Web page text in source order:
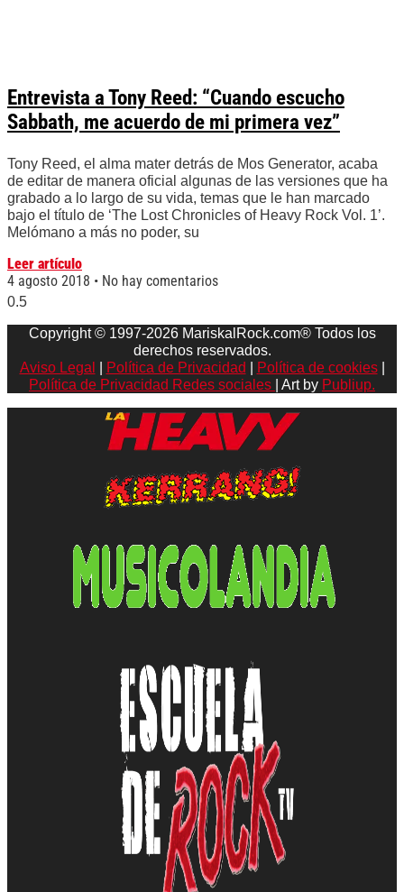
Entrevista a Tony Reed: “Cuando escucho
Sabbath, me acuerdo de mi primera vez”
Tony Reed, el alma mater detrás de Mos Generator, acaba
de editar de manera oficial algunas de las versiones que ha
grabado a lo largo de su vida, temas que le han marcado
bajo el título de ‘The Lost Chronicles of Heavy Rock Vol. 1’.
Melómano a más no poder, su
Leer artículo
4 agosto 2018
No hay comentarios
Copyright © 1997-2026 MariskalRock.com® Todos los
derechos reservados.
Aviso Legal
Política de Privacidad Política de cookies|
Política de Privacidad Redes sociales
| Art by Publiup.